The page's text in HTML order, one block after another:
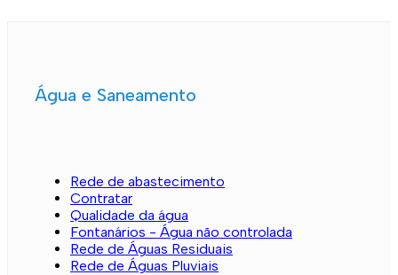
Água e Saneamento
Rede de abastecimento
Contratar
Qualidade da água
Fontanários - Água não controlada
Rede de Águas Residuais
Rede de Águas Pluviais